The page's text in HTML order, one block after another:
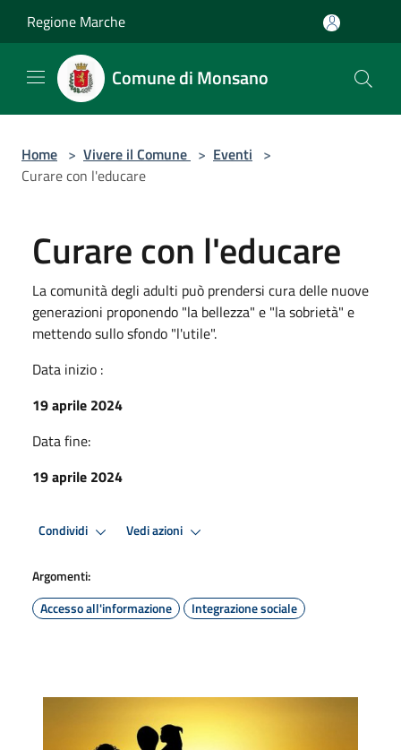
Regione Marche
Comune di Monsano
Home > Vivere il Comune > Eventi >
Curare con l'educare
Curare con l'educare
La comunità degli adulti può prendersi cura delle nuove
generazioni proponendo "la bellezza" e "la sobrietà" e
mettendo sullo sfondo "l'utile".
Data inizio :
19 aprile 2024
Data fine:
19 aprile 2024
Condividi Vedi azioni
Argomenti:
Accesso all'informazione
Integrazione sociale